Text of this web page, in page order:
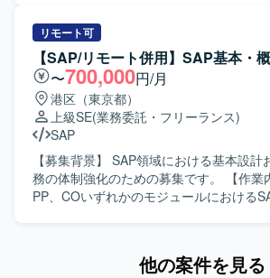
SAPロールアウトプロジェクトに参画し
現在FI、SD、MM、PP、WMの各領域が
で、MM領域をご担当いただきます。ご経
て、業務要件の整理を中心とした上流工
発を中心とした実装工程のいずれか、も
せいたします。 【求める人物像】 SAP MM領域への理解を
深めながら主体的に業務に取り組んでい
ークホルダーとコミュニケーションをと
の整理や開発内容の調整を進めていただ
ります。 【ポジションの魅力】 海外子会社向けロールアウ
広いフェーズに関わることができるため
リモート可
【SAP/リモート併用】SAP基本・
〜700,000円/月
港区（東京都）
上級SE(業務委託・フリーランス)
SAP
【募集背景】 SAP領域における基本設
務の体制強化のための募集です。 【作業内容】 SD、MM、
PP、COいずれかのモジュールにおける
滑で、関係者との調整や情報共有を主体
他の案件を見る